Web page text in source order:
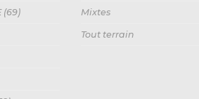
(69) Mixtes
Tout terrain